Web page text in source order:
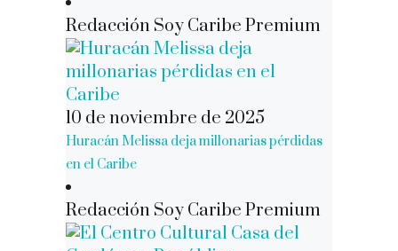
Redacción Soy Caribe Premium
10 de noviembre de 2025
Huracán Melissa deja millonarias pérdidas
en el Caribe
Redacción Soy Caribe Premium